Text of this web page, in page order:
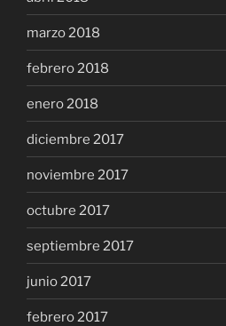
marzo 2018
febrero 2018
enero 2018
diciembre 2017
noviembre 2017
octubre 2017
septiembre 2017
junio 2017
febrero 2017